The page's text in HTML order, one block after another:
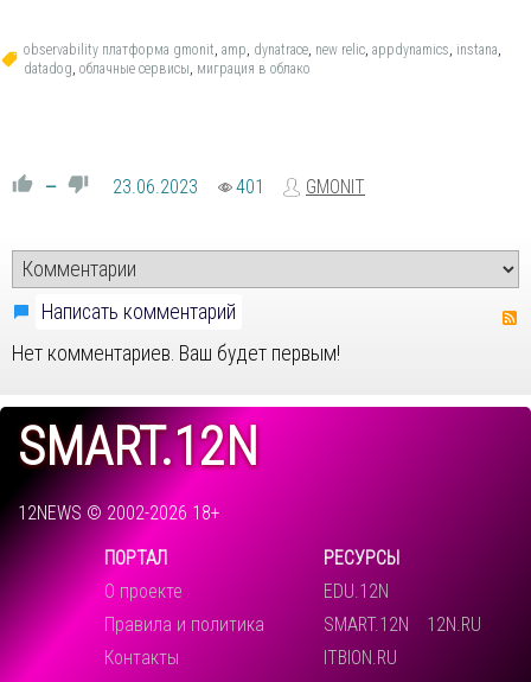
observability платформа gmonit amp dynatrace new relic appdynamics instana
datadog облачные сервисы миграция в облако
— 23.06.2023 401 GMONIT
Написать комментарий
Нет комментариев. Ваш будет первым!
SMART.12N
12NEWS © 2002-2026 18+
ПОРТАЛ
О проекте
Правила и политика
Контакты
РЕСУРСЫ
EDU.12N
SMART.12N
12N.RU
ITBION.RU